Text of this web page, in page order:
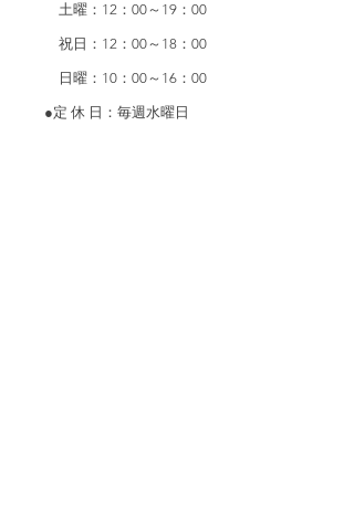
土曜：12：00～19：00
祝日：12：00～18：00
日曜：10：00～16：00
●定 休 日：毎週水曜日